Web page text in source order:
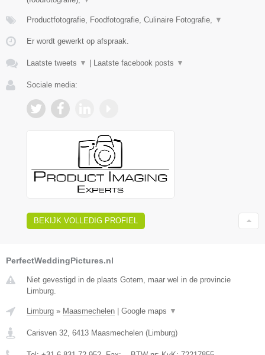
Productfotografie, Foodfotografie, Culinaire Fotografie, ▼
Er wordt gewerkt op afspraak.
Laatste tweets ▼ Laatste facebook posts ▼
Sociale media:
BEKIJK VOLLEDIG PROFIEL
PerfectWeddingPictures.nl
Niet gevestigd in de plaats Gotem, maar wel in de provincie
Limburg.
Limburg » Maasmechelen | Google maps ▼
Carisven 32 6413 Maasmechelen (Limburg)